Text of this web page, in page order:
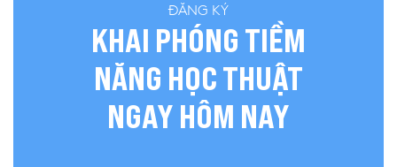
ĐĂNG KÝ
KHAI PHÓNG TIỀM
NĂNG HỌC THUẬT
NGAY HÔM NAY